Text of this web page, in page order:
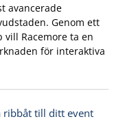
avancerade
Genom ett
vill Racemore ta en
för interaktiva